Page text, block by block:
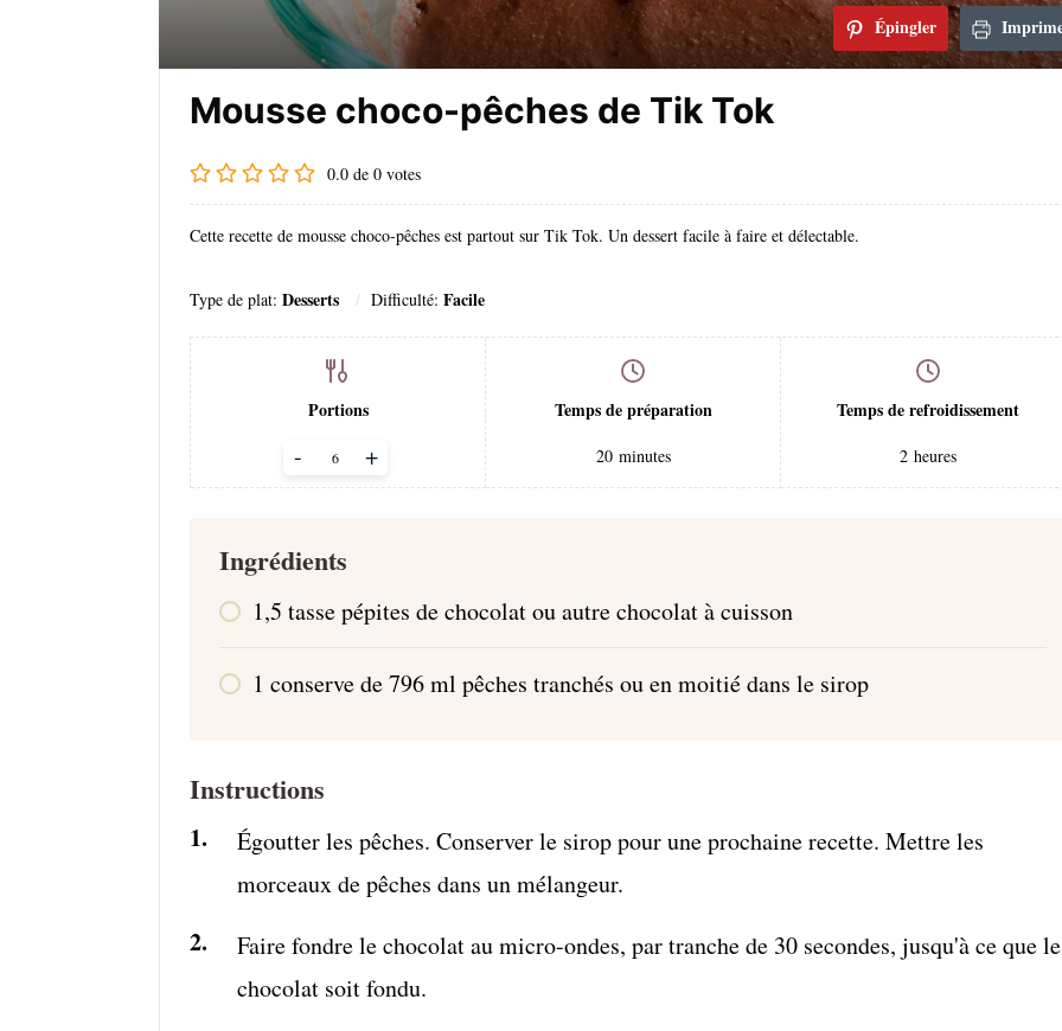
Épingler
Mousse choco-pêches de Tik Tok
0.0 de0 votes
Cette recette de mousse choco-pêches est partout sur Tik Tok. Un dessert facile à faire et délectable.
Type de plat:Desserts Difficulté:Facile
Portions
Adjust
servings
+
-
Temps de préparation
20 minutes
Temps de refroidissement
2 heures
Ingrédients
1,5 tasse pépites de chocolat ou autre chocolat à cuisson
1 conserve de 796 mlpêches tranchés ou en moitié dans le sirop
Instructions
Égoutter les pêches. Conserver le sirop pour une prochaine recette. Mettre les
morceaux de pêches dans un mélangeur.
Faire fondre le chocolat au micro-ondes, par tranche de 30 secondes, jusqu'à ce que le
chocolat soit fondu.